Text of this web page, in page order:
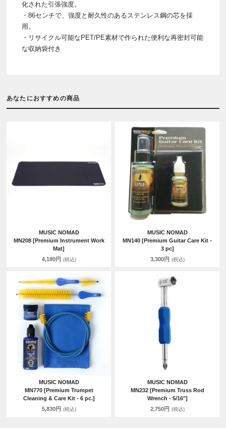
化された引張強度。
・86センチで、強度と耐久性のあるステンレス鋼の芯を採
用。
・リサイクル可能なPET/PE素材で作られた便利な再密封可能
な収納袋付き
あなたにおすすめの商品
MUSIC NOMAD
MN208 [Premium Instrument Work
Mat]
4,180円 (税込)
MUSIC NOMAD
MN140 [Premium Guitar Care Kit -
3 pc]
3,300円 (税込)
MUSIC NOMAD
MN770 [Premium Trumpet
Cleaning & Care Kit - 6 pc.]
5,830円 (税込)
MUSIC NOMAD
MN232 [Premium Truss Rod
Wrench - 5/16"]
2,750円 (税込)